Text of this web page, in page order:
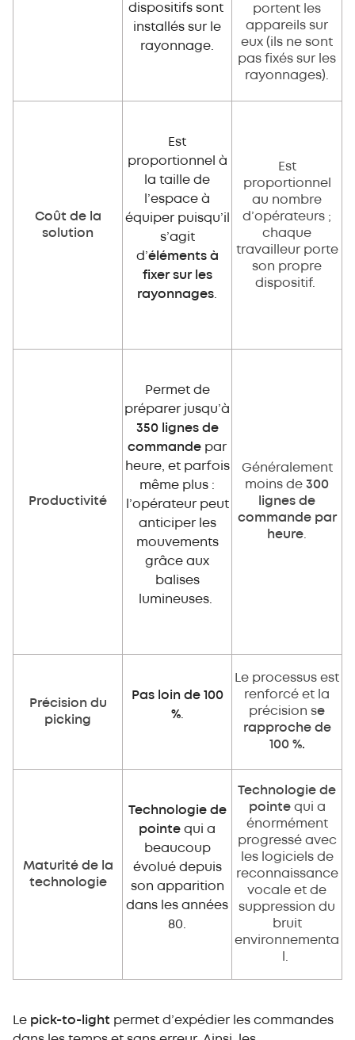
dispositifs sont
installés sur le
rayonnage.
portent les
appareils sur
eux (ils ne sont
pas fixés sur les
rayonnages).
Coût de la
solution
Est
proportionnel à
la taille de
l’espace à
équiper puisqu’il
s’agit
d’éléments à
fixer sur les
rayonnages.
Est
proportionnel
au nombre
d’opérateurs ;
chaque
travailleur porte
son propre
dispositif.
Productivité
Permet de
préparer jusqu’à
350 lignes de
commande par
heure, et parfois
même plus :
l’opérateur peut
anticiper les
mouvements
grâce aux
balises
lumineuses.
Généralement
moins de 300
lignes de
commande par
heure.
Précision du
picking
Pas loin de 100
%.
Le processus est
renforcé et la
précision se
rapproche de
100 %.
Maturité de la
technologie
Technologie de
pointe qui a
beaucoup
évolué depuis
son apparition
dans les années
80.
Technologie de
pointequi a
énormément
progressé avec
les logiciels de
reconnaissance
vocale et de
suppression du
bruit
environnementa
l.
Le pick-to-light permet d’expédier les commandes